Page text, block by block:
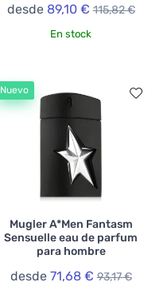
desde 89,10 € 115,82 €
En stock
Nuevo
Mugler A*Men Fantasm
Sensuelle eau de parfum
para hombre
desde 71,68 € 93,17 €